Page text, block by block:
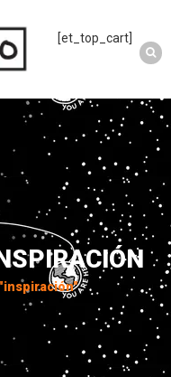
[et_top_cart]